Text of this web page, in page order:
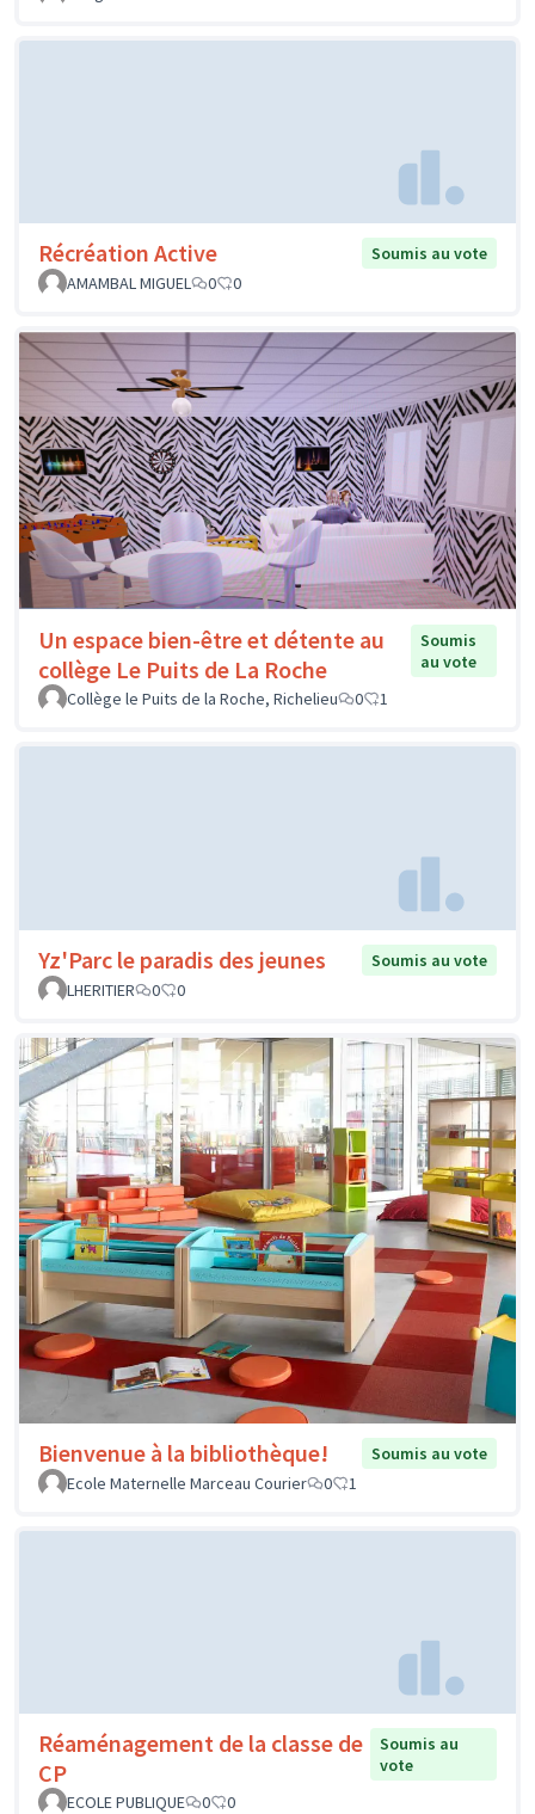
Récréation Active
Soumis au vote
AMAMBAL MIGUEL
0 0
Un espace bien-être et détente au
collège Le Puits de La Roche
Soumis
au vote
Collège le Puits de la Roche, Richelieu
0 1
Yz'Parc le paradis des jeunes
Soumis au vote
LHERITIER
0 0
Bienvenue à la bibliothèque!
Soumis au vote
Ecole Maternelle Marceau Courier
0 1
Réaménagement de la classe de
CP
Soumis au
vote
ECOLE PUBLIQUE
0 0